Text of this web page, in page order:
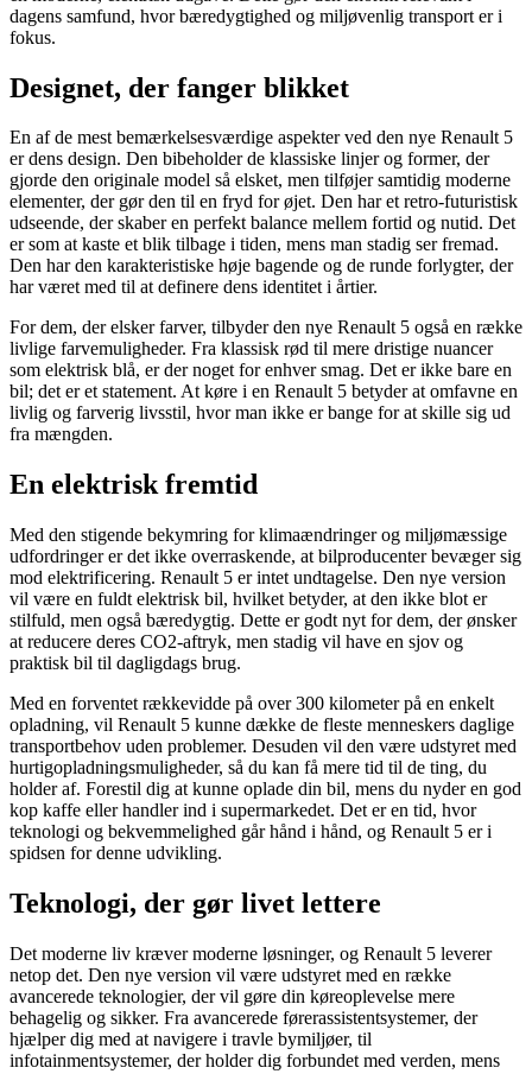
dagens samfund, hvor bæredygtighed og miljøvenlig transport er i
fokus.
Designet, der fanger blikket
En af de mest bemærkelsesværdige aspekter ved den nye Renault 5
er dens design. Den bibeholder de klassiske linjer og former, der
gjorde den originale model så elsket, men tilføjer samtidig moderne
elementer, der gør den til en fryd for øjet. Den har et retro-futuristisk
udseende, der skaber en perfekt balance mellem fortid og nutid. Det
er som at kaste et blik tilbage i tiden, mens man stadig ser fremad.
Den har den karakteristiske høje bagende og de runde forlygter, der
har været med til at definere dens identitet i årtier.
For dem, der elsker farver, tilbyder den nye Renault 5 også en række
livlige farvemuligheder. Fra klassisk rød til mere dristige nuancer
som elektrisk blå, er der noget for enhver smag. Det er ikke bare en
bil; det er et statement. At køre i en Renault 5 betyder at omfavne en
livlig og farverig livsstil, hvor man ikke er bange for at skille sig ud
fra mængden.
En elektrisk fremtid
Med den stigende bekymring for klimaændringer og miljømæssige
udfordringer er det ikke overraskende, at bilproducenter bevæger sig
mod elektrificering. Renault 5 er intet undtagelse. Den nye version
vil være en fuldt elektrisk bil, hvilket betyder, at den ikke blot er
stilfuld, men også bæredygtig. Dette er godt nyt for dem, der ønsker
at reducere deres CO2-aftryk, men stadig vil have en sjov og
praktisk bil til dagligdags brug.
Med en forventet rækkevidde på over 300 kilometer på en enkelt
opladning, vil Renault 5 kunne dække de fleste menneskers daglige
transportbehov uden problemer. Desuden vil den være udstyret med
hurtigopladningsmuligheder, så du kan få mere tid til de ting, du
holder af. Forestil dig at kunne oplade din bil, mens du nyder en god
kop kaffe eller handler ind i supermarkedet. Det er en tid, hvor
teknologi og bekvemmelighed går hånd i hånd, og Renault 5 er i
spidsen for denne udvikling.
Teknologi, der gør livet lettere
Det moderne liv kræver moderne løsninger, og Renault 5 leverer
netop det. Den nye version vil være udstyret med en række
avancerede teknologier, der vil gøre din køreoplevelse mere
behagelig og sikker. Fra avancerede førerassistentsystemer, der
hjælper dig med at navigere i travle bymiljøer, til
infotainmentsystemer, der holder dig forbundet med verden, mens